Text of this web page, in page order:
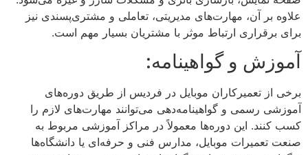
علاوه بر آن، مهارت‌های مدیریتی، تعاملی و مشتری‌پسندی نیز
برای برقراری ارتباط موثر با مشتریان بسیار مهم است.
آموزش و گواهینامه:
برخی از تعمیرکاران موبایل در فردیس از طریق دوره‌های
آموزشی رسمی و گواهینامه‌دهی می‌توانند مهارت‌های لازم را
کسب کنند. این دوره‌ها معمولاً در مراکز آموزشی مربوط به
صنعت تعمیرات موبایل، مدارس فنی و حرفه‌ای یا دانشگاه‌ها